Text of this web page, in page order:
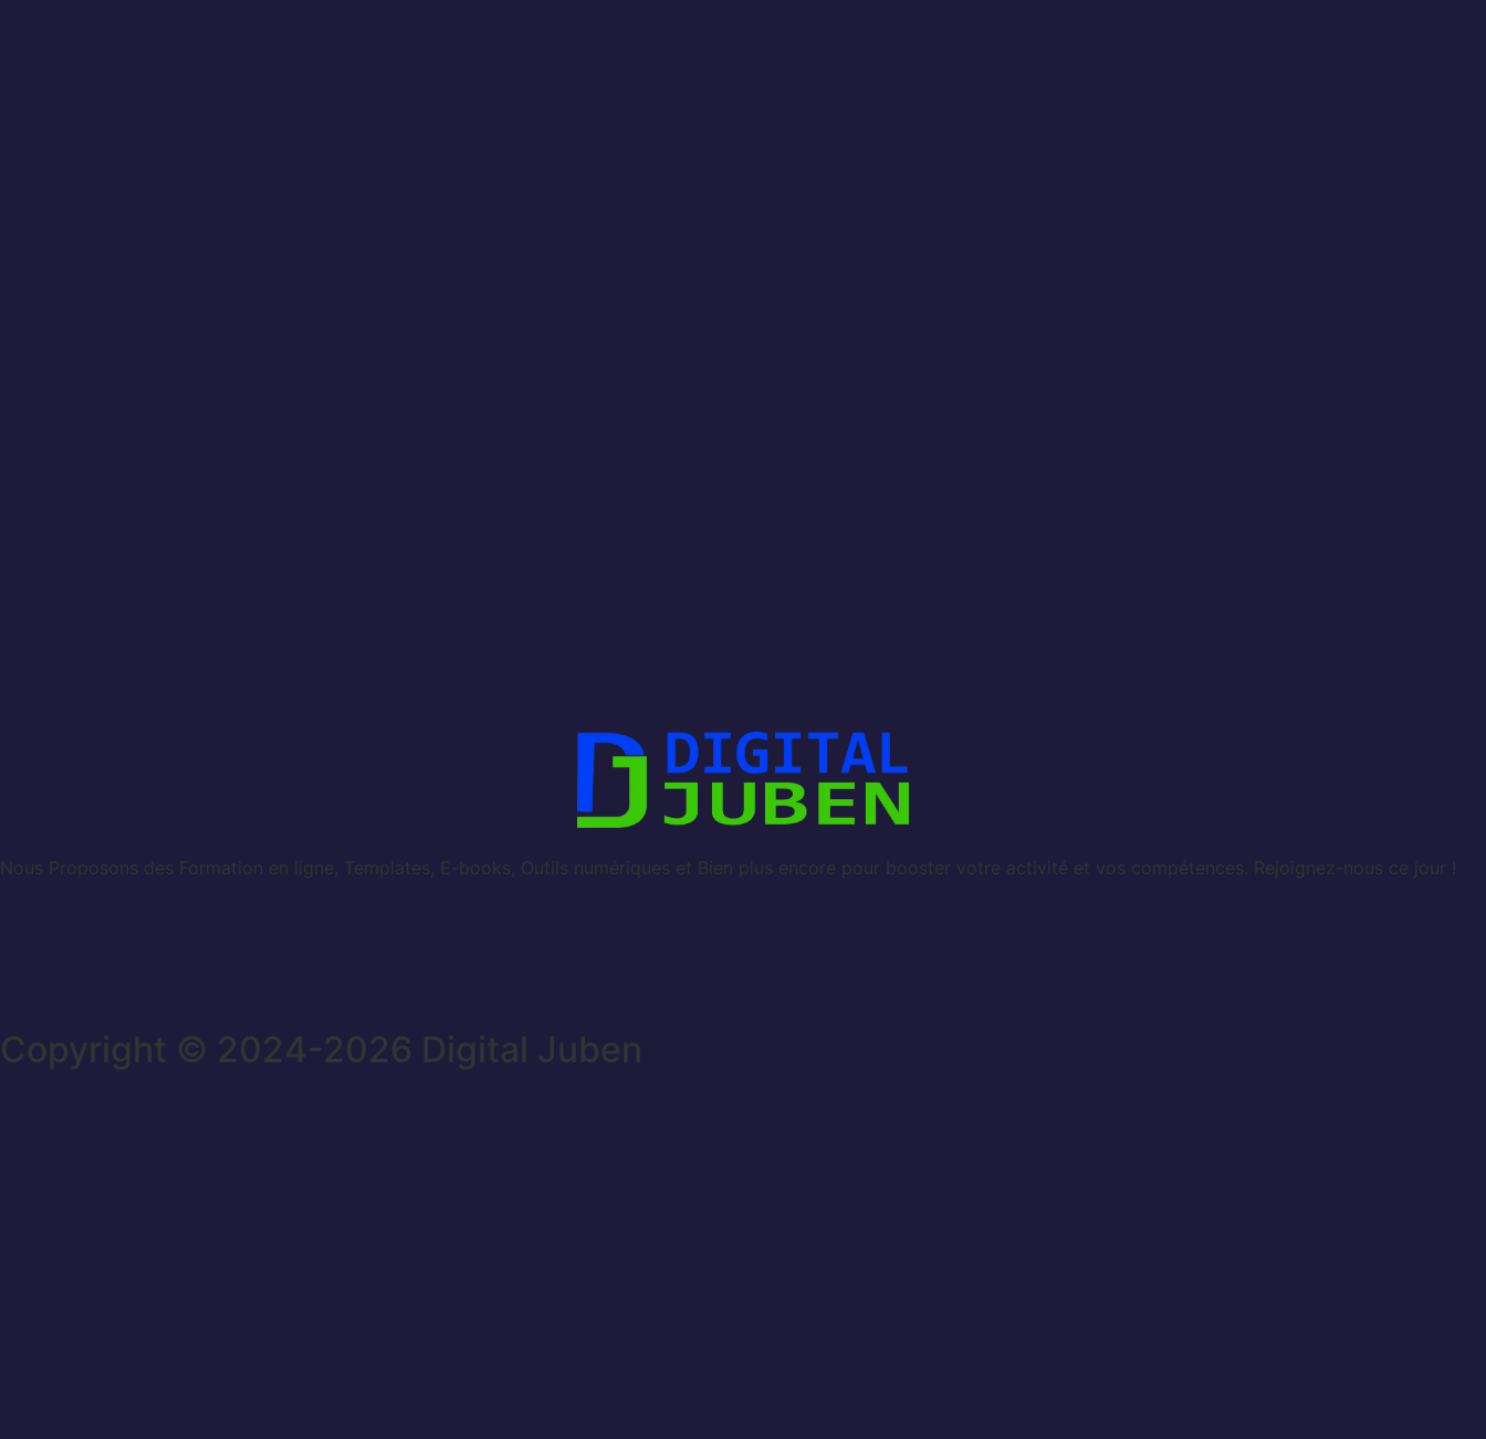
Nous Proposons des Formation en ligne, Templates, E-books, Outils numériques et Bien plus encore pour booster votre activité et vos compétences. Rejoignez-nous ce jour !
Copyright © 2024-2026 Digital Juben